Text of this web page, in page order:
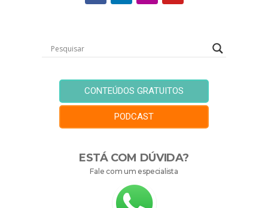
CONTEÚDOS GRATUITOS
PODCAST
ESTÁ COM DÚVIDA?
Fale com um especialista